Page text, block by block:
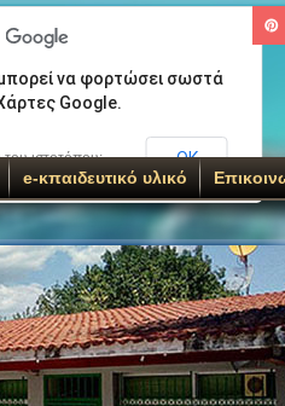
e-κπαιδευτικό υλικό
να φορτώσει σωστά
Google.
του ιστοτόπου; ΟΚ